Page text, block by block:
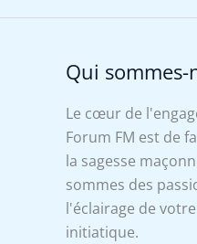
Qui sommes-
Le cœur de
Forum FM est de
la sagesse
sommes des
l'éclairage de
initiatique.